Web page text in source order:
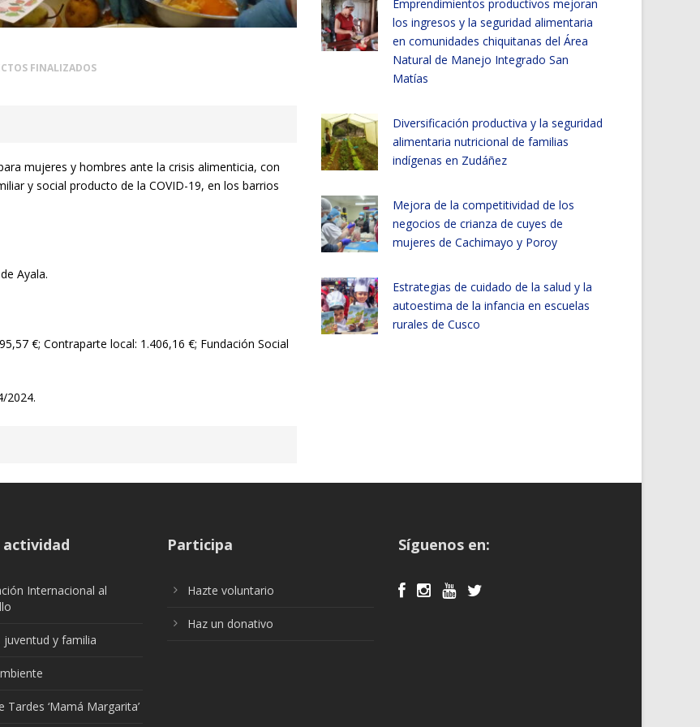
FINALIZADOS
mujeres y hombres ante la crisis alimenticia, con
y social producto de la COVID-19, en los barrios
Ayala.
€; Contraparte local: 1.406,16 €; Fundación Social
2024.
Emprendimientos productivos mejoran
los ingresos y la seguridad alimentaria
en comunidades chiquitanas del Área
Natural de Manejo Integrado San
Matías
Diversificación productiva y la seguridad
alimentaria nutricional de familias
indígenas en Zudáñez
Mejora de la competitividad de los
negocios de crianza de cuyes de
mujeres de Cachimayo y Poroy
Estrategias de cuidado de la salud y la
autoestima de la infancia en escuelas
rurales de Cusco
actividad
Internacional al
juventud y familia
Tardes ‘Mamá Margarita’
Participa
Hazte voluntario
Haz un donativo
Síguenos en: